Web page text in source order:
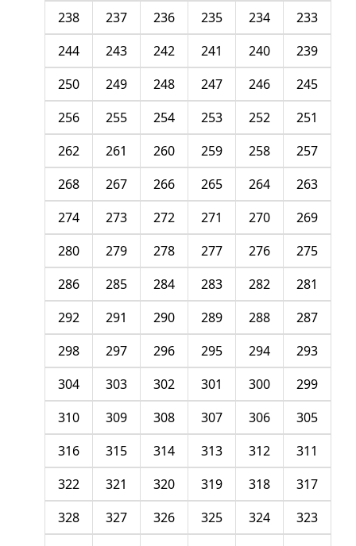
233
234
235
236
237
238
239
240
241
242
243
244
245
246
247
248
249
250
251
252
253
254
255
256
257
258
259
260
261
262
263
264
265
266
267
268
269
270
271
272
273
274
275
276
277
278
279
280
281
282
283
284
285
286
287
288
289
290
291
292
293
294
295
296
297
298
299
300
301
302
303
304
305
306
307
308
309
310
311
312
313
314
315
316
317
318
319
320
321
322
323
324
325
326
327
328